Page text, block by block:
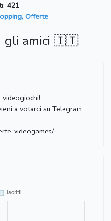
421
Offerte
gli amici 🇮🇹
a votarci su Telegram
videogames/